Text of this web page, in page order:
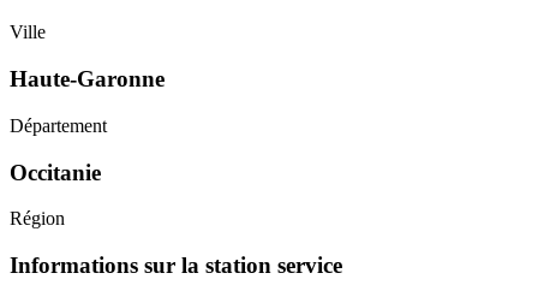
Ville
Haute-Garonne
Département
Occitanie
Région
Informations sur la station service